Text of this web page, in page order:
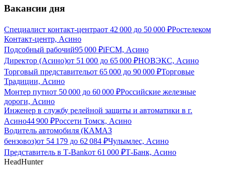
Вакансии дня
Специалист контакт-центраот 42 000 до 50 000 ₽Ростелеком
Контакт-центр, Асино
Подсобный рабочий95 000 ₽iFCM, Асино
Директор (Асино)от 51 000 до 65 000 ₽НОВЭКС, Асино
Торговый представительот 65 000 до 90 000 ₽Торговые
Традиции, Асино
Монтер путиот 50 000 до 60 000 ₽Российские железные
дороги, Асино
Инженер в службу релейной защиты и автоматики в г.
Асино44 900 ₽Россети Томск, Асино
Водитель автомобиля (КАМАЗ
бензовоз)от 54 179 до 62 084 ₽Чулымлес, Асино
Представитель в Т-Bankот 61 000 ₽Т-Банк, Асино
HeadHunter